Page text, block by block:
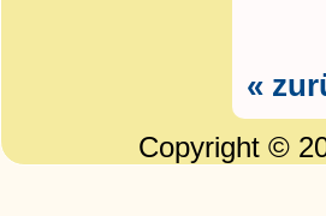
«
Copyright ©